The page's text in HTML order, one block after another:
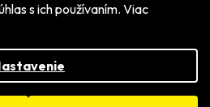
s ich používaním. Viac